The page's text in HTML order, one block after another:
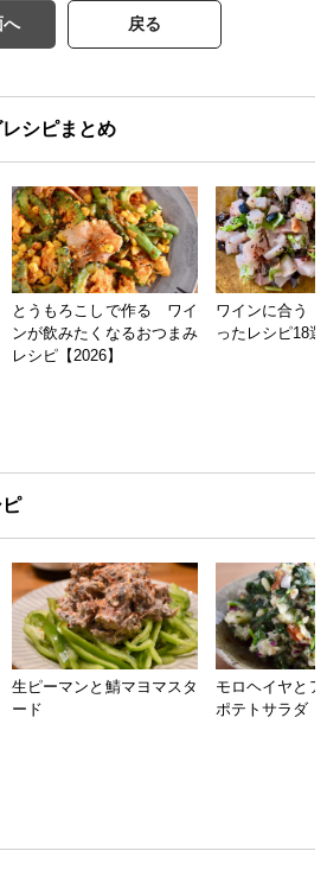
へ 戻る
シピまとめ
とうもろこしで作る ワイ
ンが飲みたくなるおつまみ
レシピ【2026】
ワインに合う
ったレシピ18
生ピーマンと鯖マヨマスタ
ード
モロヘイヤと
ポテトサラダ